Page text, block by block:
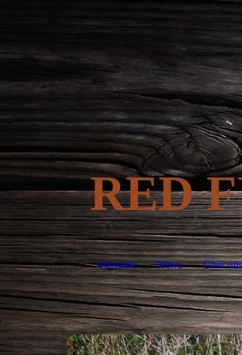
RED
Startseite News Über uns